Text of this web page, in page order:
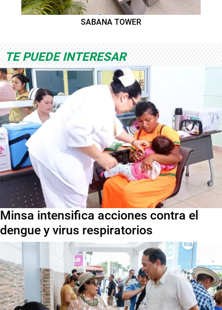
SABANA TOWER
TE PUEDE INTERESAR
Minsa intensifica acciones contra el
dengue y virus respiratorios